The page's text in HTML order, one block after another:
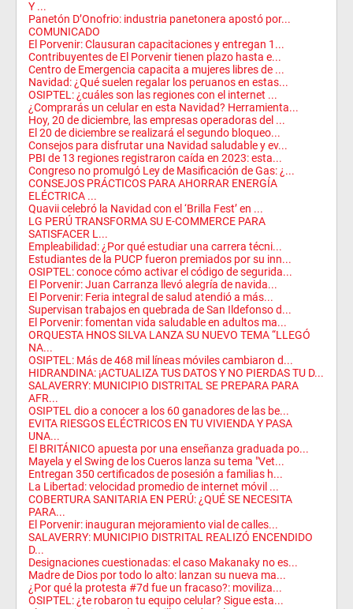
Y ...
Panetón D’Onofrio: industria panetonera apostó por...
COMUNICADO
El Porvenir: Clausuran capacitaciones y entregan 1...
Contribuyentes de El Porvenir tienen plazo hasta e...
Centro de Emergencia capacita a mujeres libres de ...
Navidad: ¿Qué suelen regalar los peruanos en estas...
OSIPTEL: ¿cuáles son las regiones con el internet ...
¿Comprarás un celular en esta Navidad? Herramienta...
Hoy, 20 de diciembre, las empresas operadoras del ...
El 20 de diciembre se realizará el segundo bloqueo...
Consejos para disfrutar una Navidad saludable y ev...
PBI de 13 regiones registraron caída en 2023: esta...
Congreso no promulgó Ley de Masificación de Gas: ¿...
CONSEJOS PRÁCTICOS PARA AHORRAR ENERGÍA
ELÉCTRICA ...
Quavii celebró la Navidad con el ‘Brilla Fest’ en ...
LG PERÚ TRANSFORMA SU E-COMMERCE PARA
SATISFACER L...
Empleabilidad: ¿Por qué estudiar una carrera técni...
Estudiantes de la PUCP fueron premiados por su inn...
OSIPTEL: conoce cómo activar el código de segurida...
El Porvenir: Juan Carranza llevó alegría de navida...
El Porvenir: Feria integral de salud atendió a más...
Supervisan trabajos en quebrada de San Ildefonso d...
El Porvenir: fomentan vida saludable en adultos ma...
ORQUESTA HNOS SILVA LANZA SU NUEVO TEMA “LLEGÓ
NA...
OSIPTEL: Más de 468 mil líneas móviles cambiaron d...
HIDRANDINA: ¡ACTUALIZA TUS DATOS Y NO PIERDAS TU D...
SALAVERRY: MUNICIPIO DISTRITAL SE PREPARA PARA
AFR...
OSIPTEL dio a conocer a los 60 ganadores de las be...
EVITA RIESGOS ELÉCTRICOS EN TU VIVIENDA Y PASA
UNA...
El BRITÁNICO apuesta por una enseñanza graduada po...
Mayela y el Swing de los Cueros lanza su tema "Vet...
Entregan 350 certificados de posesión a familias h...
La Libertad: velocidad promedio de internet móvil ...
COBERTURA SANITARIA EN PERÚ: ¿QUÉ SE NECESITA
PARA...
El Porvenir: inauguran mejoramiento vial de calles...
SALAVERRY: MUNICIPIO DISTRITAL REALIZÓ ENCENDIDO
D...
Designaciones cuestionadas: el caso Makanaky no es...
Madre de Dios por todo lo alto: lanzan su nueva ma...
¿Por qué la protesta #7d fue un fracaso?: moviliza...
OSIPTEL: ¿te robaron tu equipo celular? Sigue esta...